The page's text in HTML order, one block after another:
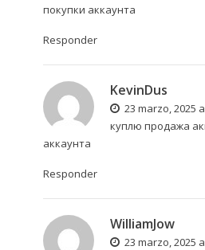
покупки аккаунта
Responder
KevinDus
23 marzo, 2025
куплю продажа
аккаунта
Responder
WilliamJow
23 marzo, 2025